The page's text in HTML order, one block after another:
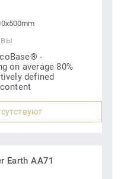
-
on average 80%
defined
Earth AA71